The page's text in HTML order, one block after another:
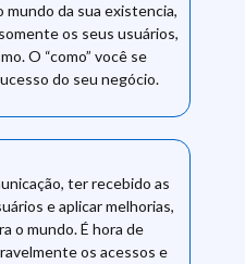
da sua existencia,
os seus usuários,
O “como” você se
do seu negócio.
ter recebido as
e aplicar melhorias,
o mundo. É hora de
os acessos e